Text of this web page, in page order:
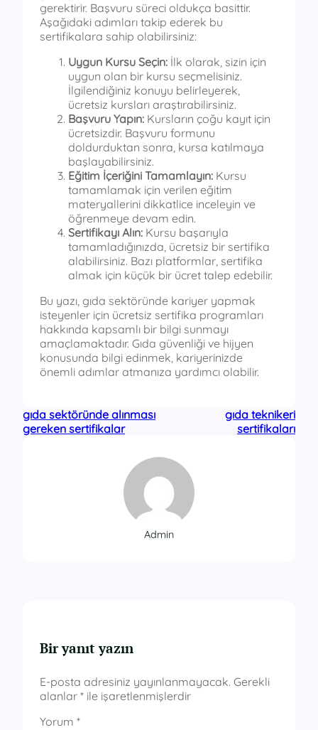
gerektirir. Başvuru süreci oldukça basittir.
Aşağıdaki adımları takip ederek bu
sertifikalara sahip olabilirsiniz:
Uygun Kursu Seçin: İlk olarak, sizin için
uygun olan bir kursu seçmelisiniz.
İlgilendiğiniz konuyu belirleyerek,
ücretsiz kursları araştırabilirsiniz.
Başvuru Yapın: Kursların çoğu kayıt için
ücretsizdir. Başvuru formunu
doldurduktan sonra, kursa katılmaya
başlayabilirsiniz.
Eğitim İçeriğini Tamamlayın: Kursu
tamamlamak için verilen eğitim
materyallerini dikkatlice inceleyin ve
öğrenmeye devam edin.
Sertifikayı Alın: Kursu başarıyla
tamamladığınızda, ücretsiz bir sertifika
alabilirsiniz. Bazı platformlar, sertifika
almak için küçük bir ücret talep edebilir.
Bu yazı, gıda sektöründe kariyer yapmak
isteyenler için ücretsiz sertifika programları
hakkında kapsamlı bir bilgi sunmayı
amaçlamaktadır. Gıda güvenliği ve hijyen
konusunda bilgi edinmek, kariyerinizde
önemli adımlar atmanıza yardımcı olabilir.
gıda sektöründe alınması
gereken sertifikalar
gıda teknikeri
sertifikaları
Admin
Bir yanıt yazın
E-posta adresiniz yayınlanmayacak. Gerekli
alanlar * ile işaretlenmişlerdir
Yorum *